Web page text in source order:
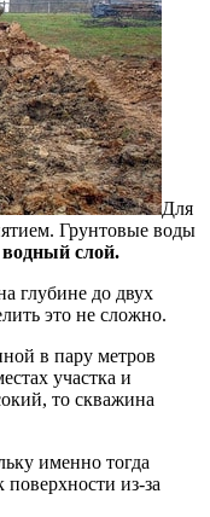
Для
Грунтовые воды
водный слой.
глубине до двух
это не сложно.
в пару метров
участка и
то скважина
именно тогда
из-за